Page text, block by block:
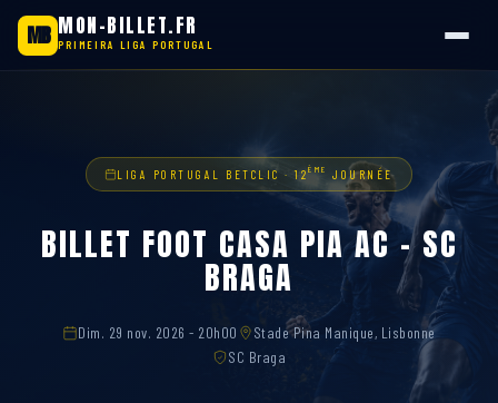
MB MON-BILLET.FR
PRIMEIRA LIGA PORTUGAL
LIGA PORTUGAL BETCLIC · 12ÈME JOURNÉE
BILLET FOOT CASA PIA AC – SC
BRAGA
Dim. 29 nov. 2026 - 20h00
Stade Pina Manique, Lisbonne
SC Braga